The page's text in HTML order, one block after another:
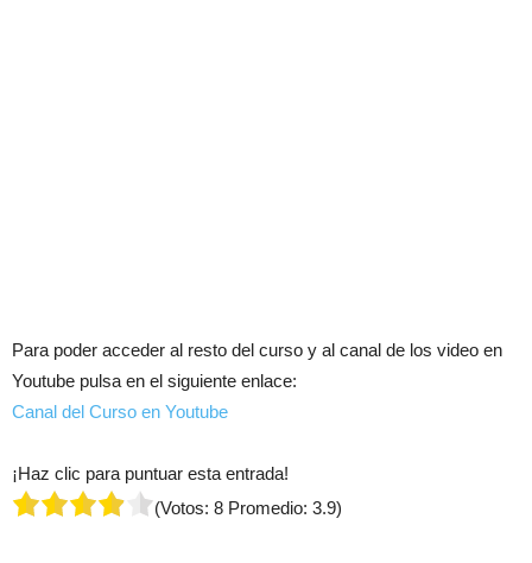
Para poder acceder al resto del curso y al canal de los video en
Youtube pulsa en el siguiente enlace:
Canal del Curso en Youtube
¡Haz clic para puntuar esta entrada!
(Votos: 8 Promedio: 3.9)